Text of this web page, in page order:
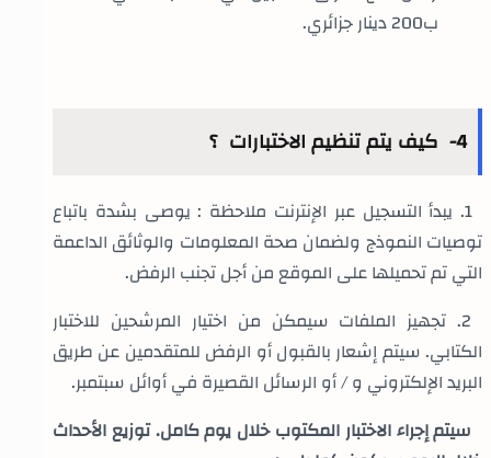
ب200 دينار جزائري.
4- كيف يتم تنظيم الاختبارات ؟
1. يبدأ التسجيل عبر الإنترنت ملاحظة : يوصى بشدة باتباع
توصيات النموذج ولضمان صحة المعلومات والوثائق الداعمة
التي تم تحميلها على الموقع من أجل تجنب الرفض.
2. تجهيز الملفات سيمكن من اختيار المرشحين للاختبار
الكتابي. سيتم إشعار بالقبول أو الرفض للمتقدمين عن طريق
البريد الإلكتروني و / أو الرسائل القصيرة في أوائل سبتمبر.
سيتم إجراء الاختبار المكتوب خلال يوم كامل. توزيع الأحداث